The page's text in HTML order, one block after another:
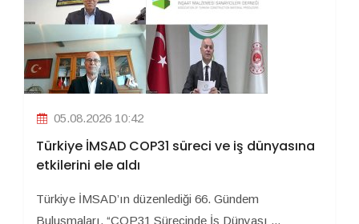
05.08.2026 10:42
Türkiye İMSAD COP31 süreci ve iş dünyasına
etkilerini ele aldı
Türkiye İMSAD’ın düzenlediği 66. Gündem
Buluşmaları, “COP31 Sürecinde İş Dünyası ...